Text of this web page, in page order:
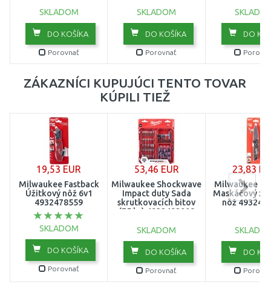
SKLADOM
DO KOŠÍKA
Porovnať
SKLADOM
DO KOŠÍKA
Porovnať
DO
ZÁKAZNÍCI KUPUJÚCI TENTO TOVAR
KÚPILI TIEŽ
19,53 EUR
Milwaukee Fastback
Úžitkový nôž 6v1
4932478559
SKLADOM
DO KOŠÍKA
Porovnať
53,46 EUR
Milwaukee Shockwave
Impact duty Sada
skrutkovacích bitov
(75 ks) 4932492008
SKLADOM
DO KOŠÍKA
Porovnať
23,83
Milwaukee
Maskáčový
nôž
DO